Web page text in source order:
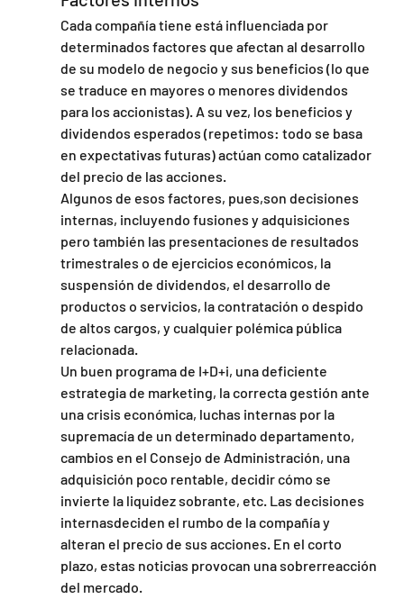
Cada compañía tiene está influenciada por
determinados factores que afectan al desarrollo
de su modelo de negocio y sus beneficios (lo que
se traduce en mayores o menores dividendos
para los accionistas). A su vez, los beneficios y
dividendos esperados (repetimos: todo se basa
en expectativas futuras) actúan como catalizador
del precio de las acciones.
Algunos de esos factores, pues,son decisiones
internas, incluyendo fusiones y adquisiciones
pero también las presentaciones de resultados
trimestrales o de ejercicios económicos, la
suspensión de dividendos, el desarrollo de
productos o servicios, la contratación o despido
de altos cargos, y cualquier polémica pública
relacionada.
Un buen programa de I+D+i, una deficiente
estrategia de marketing, la correcta gestión ante
una crisis económica, luchas internas por la
supremacía de un determinado departamento,
cambios en el Consejo de Administración, una
adquisición poco rentable, decidir cómo se
invierte la liquidez sobrante, etc. Las decisiones
internasdeciden el rumbo de la compañía y
alteran el precio de sus acciones. En el corto
plazo, estas noticias provocan una sobrerreacción
del mercado.